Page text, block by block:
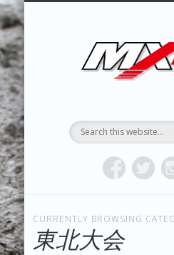
HOME
ABOUT
MXING &
HYPER
CURRENTLY BROWSING
東北大会